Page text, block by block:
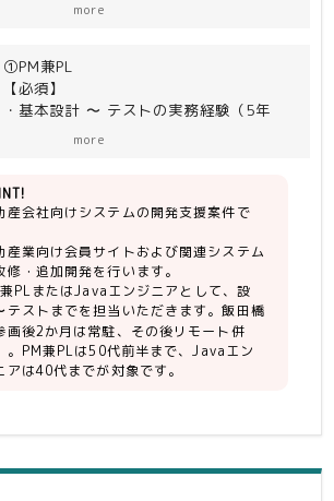
画いただきます。
エンジニアの工数管理や実装方法の検
討、テスト計画策定、ステークホルダー
要なポジションです。
②Javaエンジニア
不動産業向け会員サイトおよび関連シス
テムの設計・開発・テスト業務を担当い
ただきます。
既存システムの改修や新機能追加がメイ
ンとなり、Javaを中心としたWebアプ
リケーション開発において、チーム内で
more
①PM兼PL
【必須】
・基本設計 〜 テストの実務経験（5年
・MySQL および GitHub の利用経験
・開発リーダー経験（2〜3年以上）
以上）
【尚可】
・Docker、AWSの知見・利用経験
・HTML、CSS（SCSS）の経験
・会員サイトシステムの開発経験
②Javaエンジニア
more
産会社向けシステムの開発支援案件で
産業向け会員サイトおよび関連システム
修・追加開発を行います。
PLまたはJavaエンジニアとして、設
テストまでを担当いただきます。飯田橋
画後2か月は常駐、その後リモート併
。PM兼PLは50代前半まで、Javaエン
アは40代までが対象です。